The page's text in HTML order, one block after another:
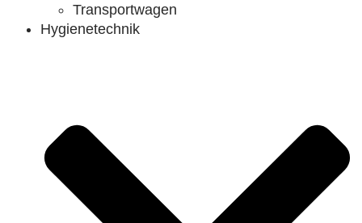
Transportwagen
Hygienetechnik